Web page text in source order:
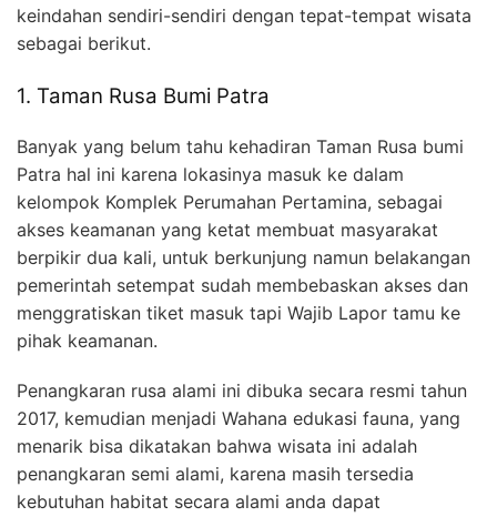
keindahan sendiri-sendiri dengan tepat-tempat wisata
sebagai berikut.
1. Taman Rusa Bumi Patra
Banyak yang belum tahu kehadiran Taman Rusa bumi
Patra hal ini karena lokasinya masuk ke dalam
kelompok Komplek Perumahan Pertamina, sebagai
akses keamanan yang ketat membuat masyarakat
berpikir dua kali, untuk berkunjung namun belakangan
pemerintah setempat sudah membebaskan akses dan
menggratiskan tiket masuk tapi Wajib Lapor tamu ke
pihak keamanan.
Penangkaran rusa alami ini dibuka secara resmi tahun
2017, kemudian menjadi Wahana edukasi fauna, yang
menarik bisa dikatakan bahwa wisata ini adalah
penangkaran semi alami, karena masih tersedia
kebutuhan habitat secara alami anda dapat